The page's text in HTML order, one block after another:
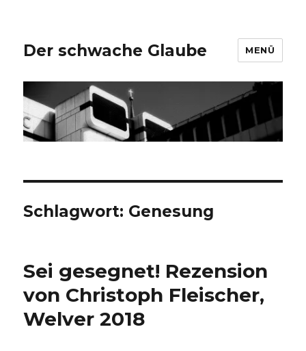
Der schwache Glaube MENÜ
Schlagwort: Genesung
Sei gesegnet! Rezension
von Christoph Fleischer,
Welver 2018